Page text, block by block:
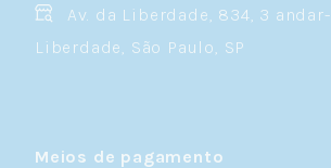
Av. da Liberdade, 834, 3 andar-
Liberdade, São Paulo, SP
Meios de pagamento